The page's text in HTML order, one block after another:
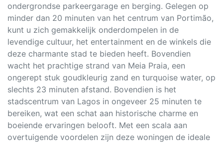
ondergrondse parkeergarage en berging. Gelegen op
minder dan 20 minuten van het centrum van Portimão,
kunt u zich gemakkelijk onderdompelen in de
levendige cultuur, het entertainment en de winkels die
deze charmante stad te bieden heeft. Bovendien
wacht het prachtige strand van Meia Praia, een
ongerept stuk goudkleurig zand en turquoise water, op
slechts 23 minuten afstand. Bovendien is het
stadscentrum van Lagos in ongeveer 25 minuten te
bereiken, wat een schat aan historische charme en
boeiende ervaringen belooft. Met een scala aan
overtuigende voordelen zijn deze woningen de ideale